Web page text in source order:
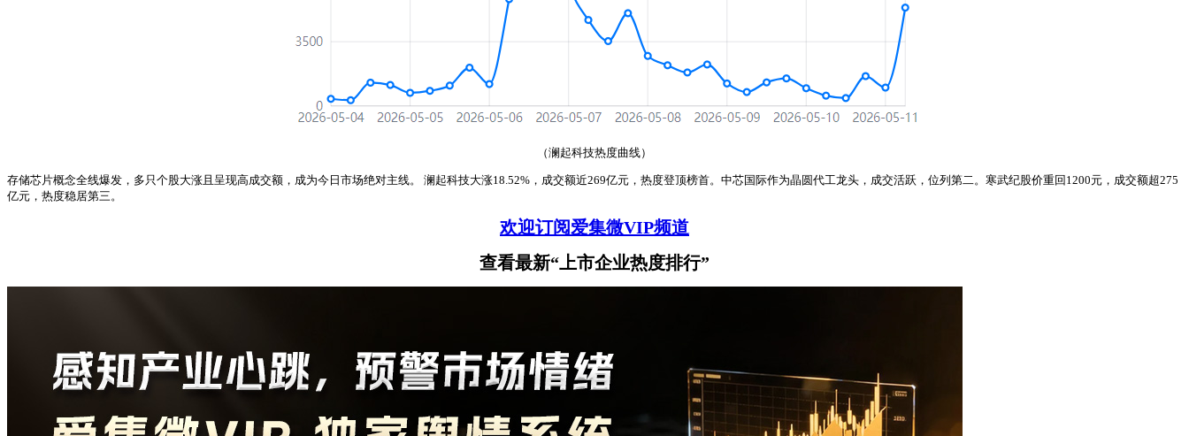
（澜起科技热度曲线）
存储芯片概念全线爆发，多只个股大涨且呈现高成交额，成为今日市场绝对主线。 澜起科技大涨18.52%，成交额近269亿元，热度登顶榜首。中芯国际作为晶圆代工龙头，成交活跃，位列第二。寒武纪股价重回1200元，成交额超275
亿元，热度稳居第三。
欢迎订阅爱集微VIP频道
查看最新“上市企业热度排行”